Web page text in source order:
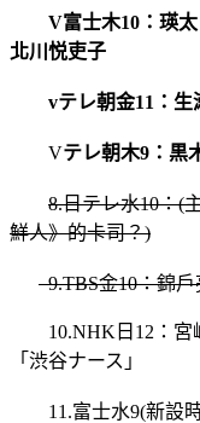
V富士木10：瑛
北川悦吏子
vテレ朝金11：生
Vテレ朝木9 ： 黒
8.日テレ水10：(
鮮人》的卡司？)
9.TBS金10：錦戶
10.NHK日12： 宮
「渋谷ナース」
11.富士水9(新設